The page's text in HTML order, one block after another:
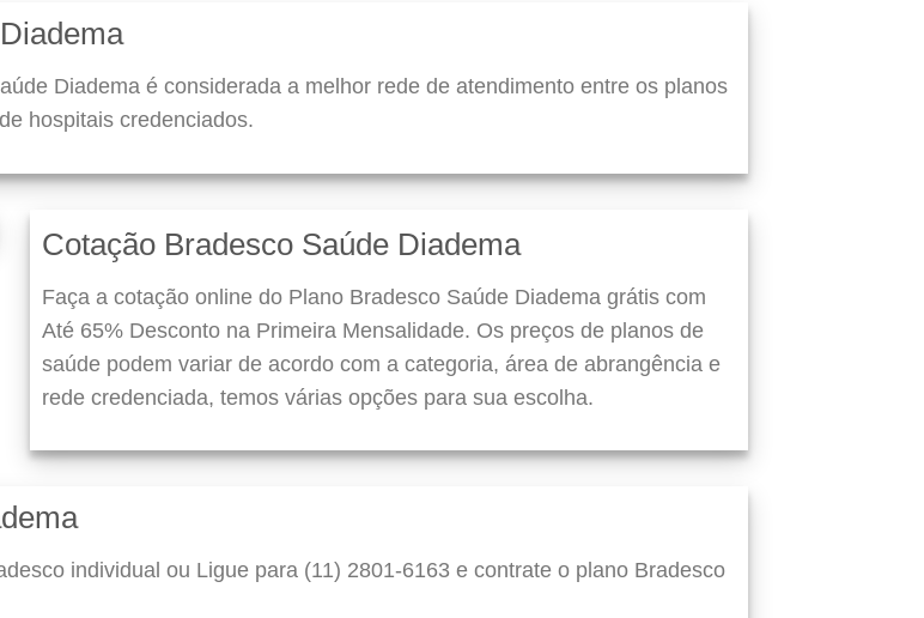
Diadema é considerada a melhor rede de atendimento entre os planos
hospitais credenciados.
Cotação Bradesco Saúde Diadema
Faça a cotação online do Plano Bradesco Saúde Diadema grátis com
Até 65% Desconto na Primeira Mensalidade. Os preços de planos de
saúde podem variar de acordo com a categoria, área de abrangência e
rede credenciada, temos várias opções para sua escolha.
individual ou Ligue para (11) 2801-6163 e contrate o plano Bradesco